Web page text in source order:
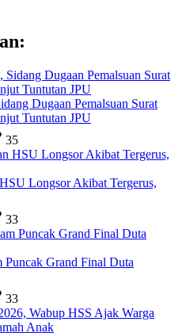
Dugaan Pemalsuan Surat
Tuntutan JPU
35
Longsor Akibat Tergerus,
33
Grand Final Duta
33